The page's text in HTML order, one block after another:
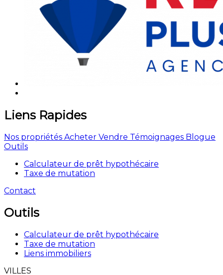
Liens Rapides
Nos propriétés Acheter Vendre Témoignages Blogue
Outils
Calculateur de prêt hypothécaire
Taxe de mutation
Contact
Outils
Calculateur de prêt hypothécaire
Taxe de mutation
Liens immobiliers
VILLES